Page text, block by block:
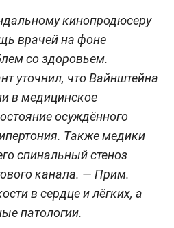
кинопродюсеру
врачей на фоне
со здоровьем.
уточнил, что Вайнштейна
в медицинское
осуждённого
Также медики
спинальный стеноз
канала. — Прим.
в сердце и лёгких, а
патологии.